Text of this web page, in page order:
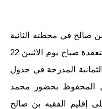
صالح في محطته الثانية
من الدورة العادية لشهر يناير، المنعقدة صباح يوم الاثنين 22
الثمانية المدرجة في جدول
المحفوظ بحضور محمد
إقليم الفقيه بن صالح